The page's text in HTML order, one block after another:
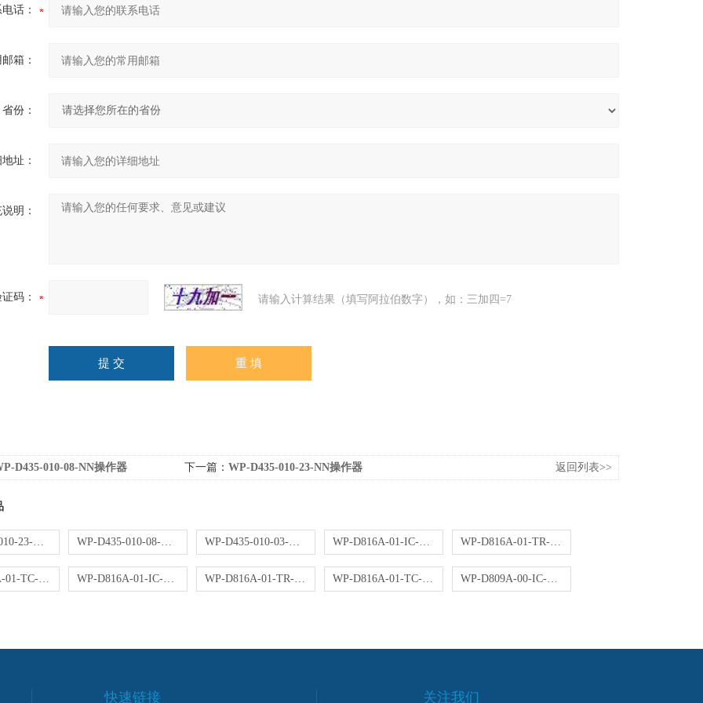
话：
箱：
省份：
址：
明：
码： 请输入计算结果（填写阿拉伯数字），如：三加四=7
D435-010-08-NN操作器 下一篇： WP-D435-010-23-NN操作器 返回列表>>
WP-D435-010-23-NN操作器 WP-D435-010-08-NN操作器 WP-D435-010-03-NN操作器 WP-D816A-01-IC-HL控制仪 WP-D816A-01-TR-HL控制仪
WP-D816A-01-TC-HL控制仪 WP-D816A-01-IC-NN控制仪 WP-D816A-01-TR-NN控制仪 WP-D816A-01-TC-NN控制仪 WP-D809A-00-IC-NN控制仪
快速链接 关注我们